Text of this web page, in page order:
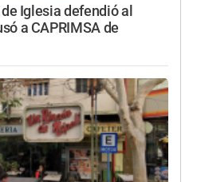
Iglesia defendió al
a CAPRIMSA de